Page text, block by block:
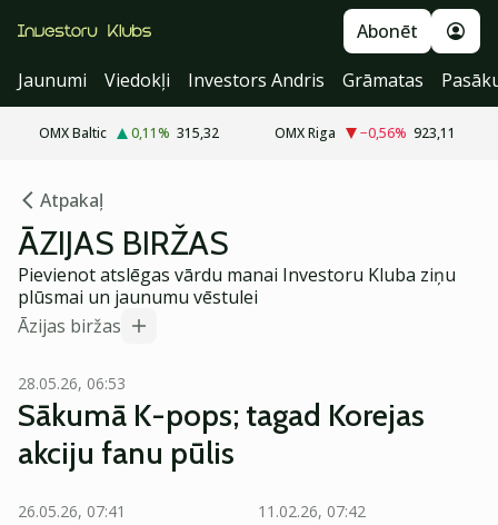
Abonēt
Jaunumi
Viedokļi Investors Andris Grāmatas
OMX Baltic 0,11% 315,32 OMX Riga −0,56% 923,11
Atpakaļ
ĀZIJAS BIRŽAS
Pievienot atslēgas vārdu manai Investoru Kluba ziņu
plūsmai un jaunumu vēstulei
Āzijas biržas
28.05.26, 06:53
Sākumā K-pops; tagad Korejas
akciju fanu pūlis
26.05.26, 07:41
11.02.26, 07:42